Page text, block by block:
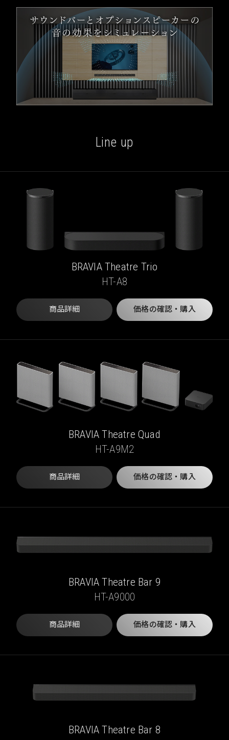
Line up
BRAVIA Theatre Trio
HT-A8
商品詳細 価格の確認・購入
BRAVIA Theatre Quad
HT-A9M2
商品詳細 価格の確認・購入
BRAVIA Theatre Bar 9
HT-A9000
商品詳細 価格の確認・購入
BRAVIA Theatre Bar 8